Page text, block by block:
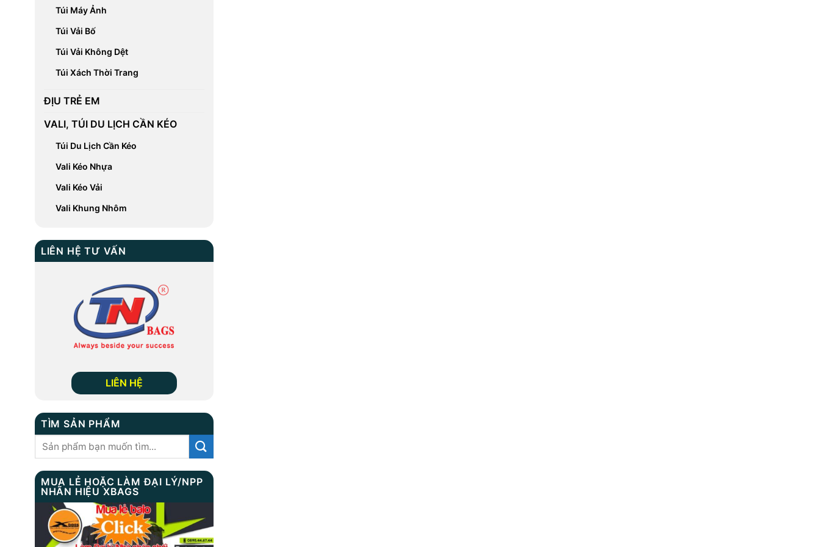
Túi Máy Ảnh
Túi Vải Bố
Túi Vải Không Dệt
Túi Xách Thời Trang
ĐỊU TRẺ EM
VALI, TÚI DU LỊCH CẦN KÉO
Túi Du Lịch Cần Kéo
Vali Kéo Nhựa
Vali Kéo Vải
Vali Khung Nhôm
LIÊN HỆ TƯ VẤN
LIÊN HỆ
TÌM SẢN PHẨM
Tìm
MUA LẺ HOẶC LÀM ĐẠI LÝ/NPP
NHÃN HIỆU XBAGS